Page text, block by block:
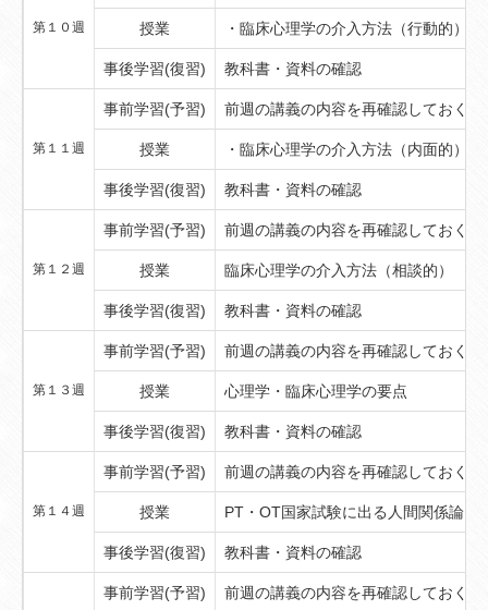
第１０週 授業 ・臨床心理学の介入方法（行動的）
事後学習(復習) 教科書・資料の確認
第１１週
事前学習(予習) 前週の講義の内容を再確認しておくこ
授業 ・臨床心理学の介入方法（内面的）
事後学習(復習) 教科書・資料の確認
第１２週
事前学習(予習) 前週の講義の内容を再確認しておくこ
授業 臨床心理学の介入方法（相談的）
事後学習(復習) 教科書・資料の確認
第１３週
事前学習(予習) 前週の講義の内容を再確認しておくこ
授業 心理学・臨床心理学の要点
事後学習(復習) 教科書・資料の確認
第１４週
事前学習(予習) 前週の講義の内容を再確認しておくこ
授業 PT・OT国家試験に出る人間関係論（
事後学習(復習) 教科書・資料の確認
事前学習(予習) 前週の講義の内容を再確認しておくこ